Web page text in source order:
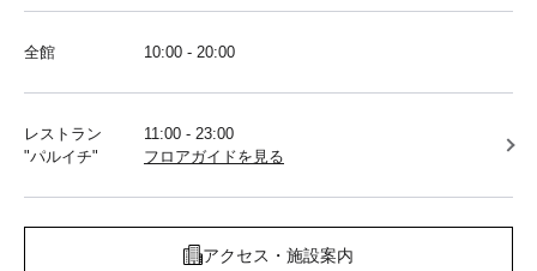
全館 10:00 - 20:00
レストラン
"パルイチ"
11:00 - 23:00
フロアガイドを見る
アクセス・施設案内